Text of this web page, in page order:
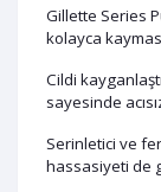
Gillette Series
kolayca
Cildi
sayesinde
Serinletici ve
hassasiyeti de